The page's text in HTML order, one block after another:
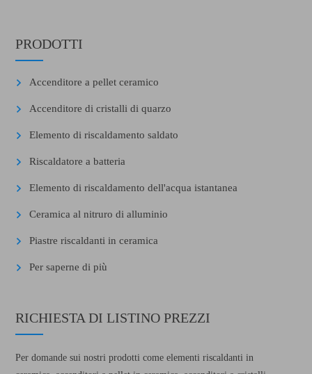
PRODOTTI
Accenditore a pellet ceramico
Accenditore di cristalli di quarzo
Elemento di riscaldamento saldato
Riscaldatore a batteria
Elemento di riscaldamento dell'acqua istantanea
Ceramica al nitruro di alluminio
Piastre riscaldanti in ceramica
Per saperne di più
RICHIESTA DI LISTINO PREZZI
Per domande sui nostri prodotti come elementi riscaldanti in